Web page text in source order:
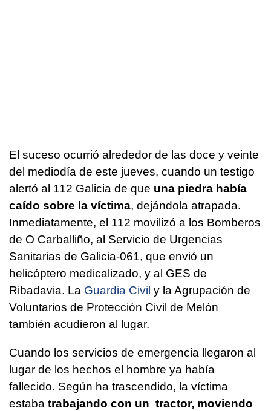
El suceso ocurrió alrededor de las doce y veinte
del mediodía de este jueves, cuando un testigo
alertó al 112 Galicia de que una piedra había
caído sobre la víctima, dejándola atrapada.
Inmediatamente, el 112 movilizó a los Bomberos
de O Carballiño, al Servicio de Urgencias
Sanitarias de Galicia-061, que envió un
helicóptero medicalizado, y al GES de
Ribadavia. La Guardia Civil y la Agrupación de
Voluntarios de Protección Civil de Melón
también acudieron al lugar.
Cuando los servicios de emergencia llegaron al
lugar de los hechos el hombre ya había
fallecido. Según ha trascendido, la víctima
estaba trabajando con un tractor, moviendo